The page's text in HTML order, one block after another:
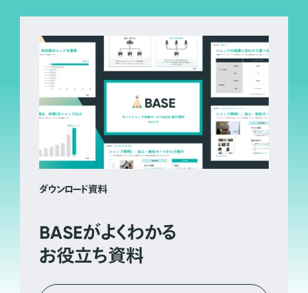
ダウンロード資料
BASEがよくわかる
お役立ち資料